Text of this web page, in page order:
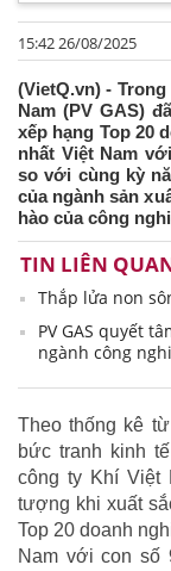
15:42 26/08/2025
(VietQ.vn) -
Nam (PV GAS)
xếp hạng Top 20
nhất Việt Nam
so với cùng kỳ
của ngành sản
hào của công
TIN LIÊN
Thắp lửa non
PV GAS quyết
ngành công
Theo thống kê
bức tranh kinh
công ty Khí Việt
tượng khi xuất
Top 20 doanh
Nam với con số